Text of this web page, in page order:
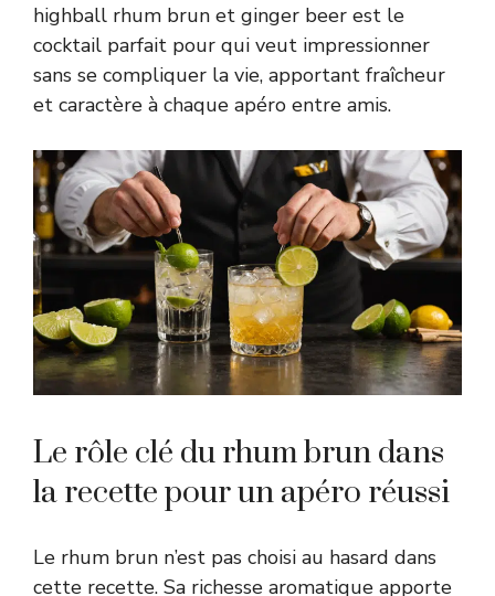
highball rhum brun et ginger beer est le
cocktail parfait pour qui veut impressionner
sans se compliquer la vie, apportant fraîcheur
et caractère à chaque apéro entre amis.
Le rôle clé du rhum brun dans
la recette pour un apéro réussi
Le rhum brun n’est pas choisi au hasard dans
cette recette. Sa richesse aromatique apporte